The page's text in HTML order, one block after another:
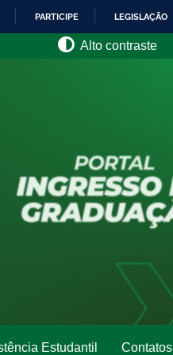
PARTICIPE LEGISLAÇÃO
Alto contraste
Estudantil Contatos